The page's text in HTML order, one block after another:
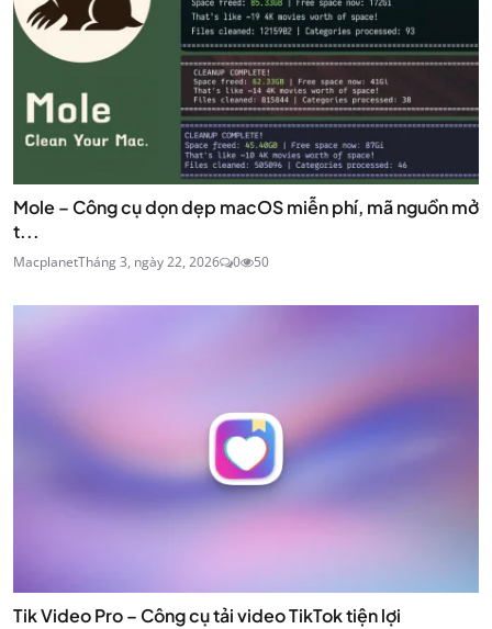
Mole – Công cụ dọn dẹp macOS miễn phí, mã nguồn mở
t...
MacplanetTháng 3, ngày 22, 2026 0 50
Tik Video Pro – Công cụ tải video TikTok tiện lợi